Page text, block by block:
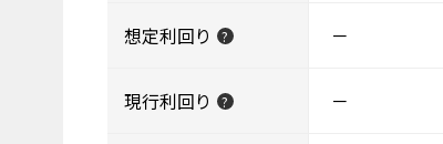
想定利回り ? －
現行利回り ? －